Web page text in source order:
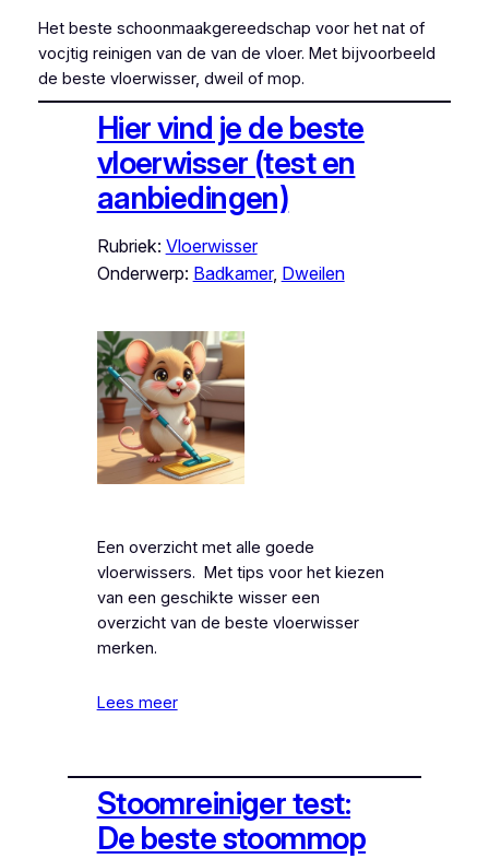
Het beste schoonmaakgereedschap voor het nat of
vocjtig reinigen van de van de vloer. Met bijvoorbeeld
de beste vloerwisser, dweil of mop.
Hier vind je de beste
vloerwisser (test en
aanbiedingen)
Rubriek: Vloerwisser
Onderwerp: Badkamer, Dweilen
Een overzicht met alle goede
vloerwissers. Met tips voor het kiezen
van een geschikte wisser een
overzicht van de beste vloerwisser
merken.
Lees meer
Stoomreiniger test:
De beste stoommop